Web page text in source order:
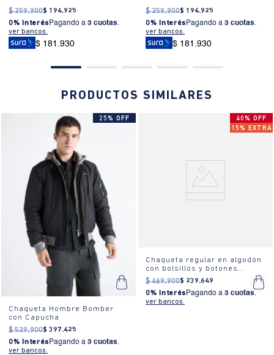
$ 259.900$ 194.925
0% Interés Pagando a 3 cuotas.
ver bancos.
$ 181.930
$ 259.900$ 194.925
0% Interés Pagando a 3 cuotas.
ver bancos.
$ 181.930
PRODUCTOS SIMILARES
25% OFF
Chaqueta Hombre Bomber
con Capucha
$ 529.900$ 397.425
0% Interés Pagando a 3 cuotas.
ver bancos.
40% OFF
15% EXTRA
Chaqueta regular en algodón
con bolsillos y botones
metálicos
$ 469.900$ 239.649
0% Interés Pagando a 3 cuotas.
ver bancos.